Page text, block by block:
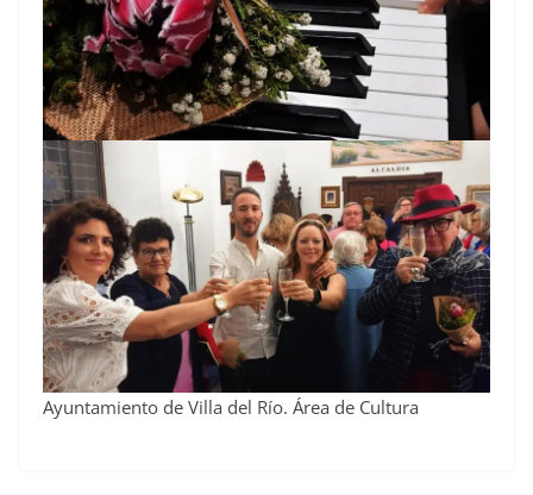
Ayuntamiento de Villa del Río. Área de Cultura